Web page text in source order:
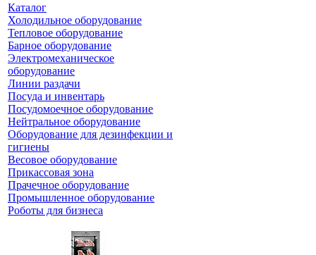
Каталог
Холодильное оборудование
Тепловое оборудование
Барное оборудование
Электромеханическое
оборудование
Линии раздачи
Посуда и инвентарь
Посудомоечное оборудование
Нейтральное оборудование
Оборудование для дезинфекции и
гигиены
Весовое оборудование
Прикассовая зона
Прачечное оборудование
Промышленное оборудование
Роботы для бизнеса